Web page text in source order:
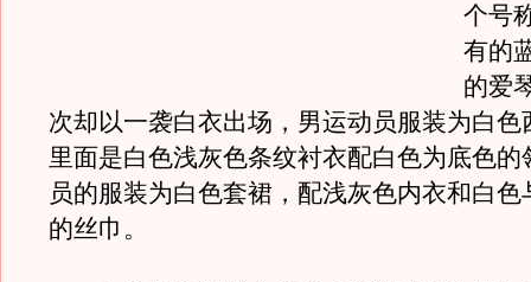
个号
有的
的爱
次却以一袭白衣出场，男运动员服装为白色
里面是白色浅灰色条纹衬衣配白色为底色的
员的服装为白色套裙，配浅灰色内衣和白色
的丝巾。